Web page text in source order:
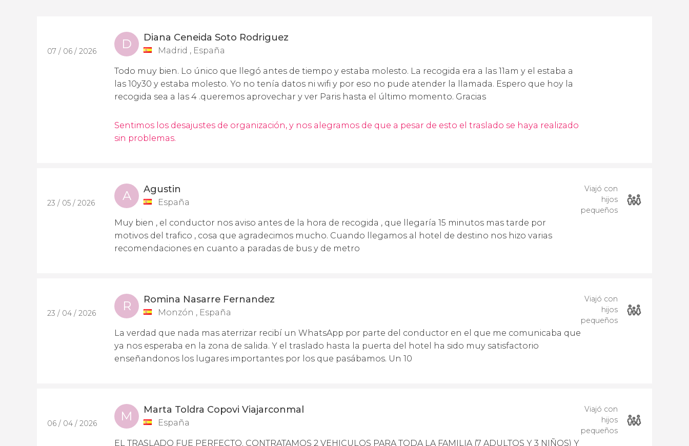
07 / 06 / 2026 D Diana Ceneida Soto Rodriguez
Madrid , España
Todo muy bien. Lo único que llegó antes de tiempo y estaba molesto. La recogida era a las 11am y el estaba a
las 10y30 y estaba molesto. Yo no tenía datos ni wifi y por eso no pude atender la llamada. Espero que hoy la
recogida sea a las 4 .queremos aprovechar y ver Paris hasta el último momento. Gracias
Sentimos los desajustes de organización, y nos alegramos de que a pesar de esto el traslado se haya realizado
sin problemas.
23 / 05 / 2026 A Agustin
España
Muy bien , el conductor nos aviso antes de la hora de recogida , que llegaría 15 minutos mas tarde por
motivos del trafico , cosa que agradecimos mucho. Cuando llegamos al hotel de destino nos hizo varias
recomendaciones en cuanto a paradas de bus y de metro
Viajó con
hijos
pequeños
23 / 04 / 2026 R Romina Nasarre Fernandez
Monzón , España
La verdad que nada mas aterrizar recibí un WhatsApp por parte del conductor en el que me comunicaba que
ya nos esperaba en la zona de salida. Y el traslado hasta la puerta del hotel ha sido muy satisfactorio
enseñandonos los lugares importantes por los que pasábamos. Un 10
Viajó con
hijos
pequeños
06 / 04 / 2026 M Marta Toldra Copovi Viajarconmal
España
EL TRASLADO FUE PERFECTO. CONTRATAMOS 2 VEHICULOS PARA TODA LA FAMILIA (7 ADULTOS Y 3 NIÑOS) Y
Viajó con
hijos
pequeños